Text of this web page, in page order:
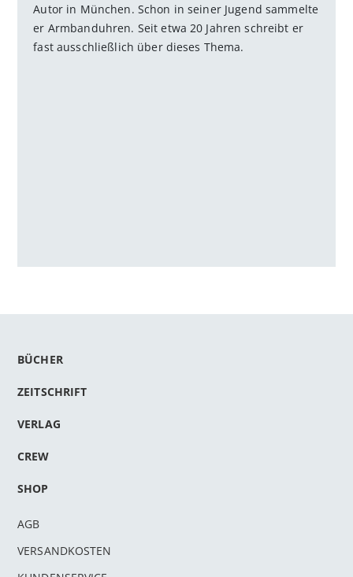
Autor in München. Schon in seiner Jugend sammelte
er Armbanduhren. Seit etwa 20 Jahren schreibt er
fast ausschließlich über dieses Thema.
BÜCHER
ZEITSCHRIFT
VERLAG
CREW
SHOP
AGB
VERSANDKOSTEN